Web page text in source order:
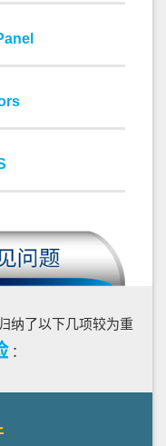
纳了以下几项较为重
：